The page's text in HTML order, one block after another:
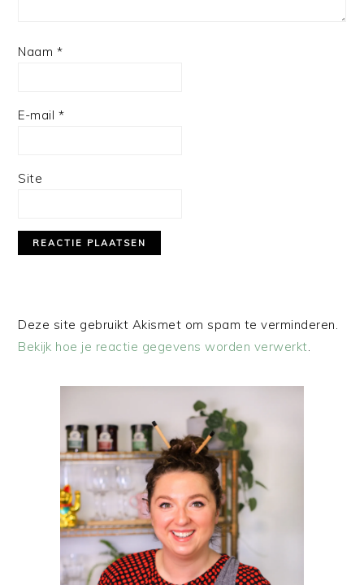
Naam *
E-mail *
Site
Deze site gebruikt Akismet om spam te verminderen.
Bekijk hoe je reactie gegevens worden verwerkt.